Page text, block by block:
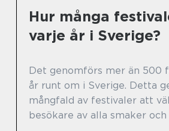
Hur många
varje år i Sverige?
Det genomförs mer än 500
år runt om i Sverige. Detta
mångfald av festivaler att
besökare av alla smaker och